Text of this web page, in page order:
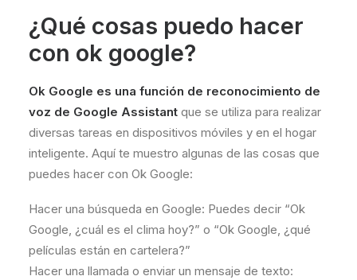
¿Qué cosas puedo hacer
con ok google?
Ok Google es una función de reconocimiento de
voz de Google Assistant que se utiliza para realizar
diversas tareas en dispositivos móviles y en el hogar
inteligente. Aquí te muestro algunas de las cosas que
puedes hacer con Ok Google:
Hacer una búsqueda en Google: Puedes decir “Ok
Google, ¿cuál es el clima hoy?” o “Ok Google, ¿qué
películas están en cartelera?”
Hacer una llamada o enviar un mensaje de texto: